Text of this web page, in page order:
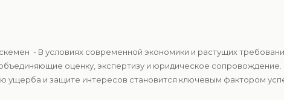
- В условиях современной экономики и растущих
оценку, экспертизу и юридическое
ущерба и защите интересов становится ключевым фактором